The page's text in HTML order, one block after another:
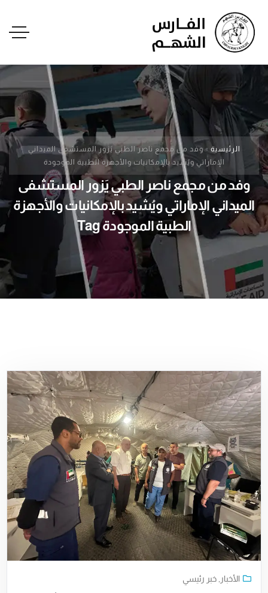
الرئيسية » وفد من مجمع ناصر الطبي يَزور المستشفى الميداني
الإماراتي ويُشيد بالإمكانيات والأجهزة الطبية الموجودة
وفد من مجمع ناصر الطبي يَزور المستشفى
الميداني الإماراتي ويُشيد بالإمكانيات والأجهزة
الطبية الموجودة Tag
الأخبار ,خبر رئيسي